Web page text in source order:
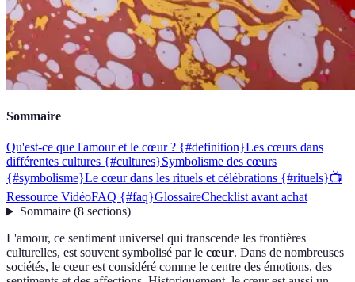
Sommaire
Qu'est-ce que l'amour et le cœur ? {#definition}Les cœurs dans
différentes cultures {#cultures}Symbolisme des cœurs
{#symbolisme}Le cœur dans les rituels et célébrations {#rituels}📺
Ressource VidéoFAQ {#faq}GlossaireChecklist avant achat
Sommaire(8 sections)
L'amour, ce sentiment universel qui transcende les frontières
culturelles, est souvent symbolisé par le cœur. Dans de nombreuses
sociétés, le cœur est considéré comme le centre des émotions, des